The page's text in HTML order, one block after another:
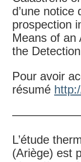
d’une
prospection
Means of an
the
Pour avoir
résumé
L’étude
(Ariège) est